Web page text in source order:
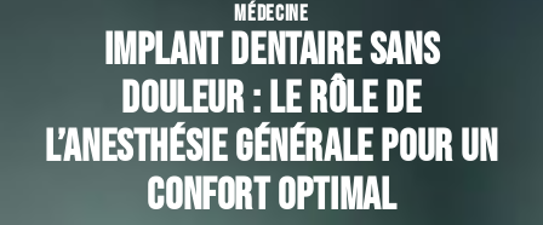
MÉDECINE
Implant dentaire sans
douleur : le rôle de
l’anesthésie générale pour un
confort optimal